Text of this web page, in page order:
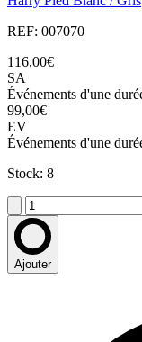
REF: 007070
116,00€
SA
Événements d'une
99,00€
EV
Événements d'une
Stock: 8
Ajouter